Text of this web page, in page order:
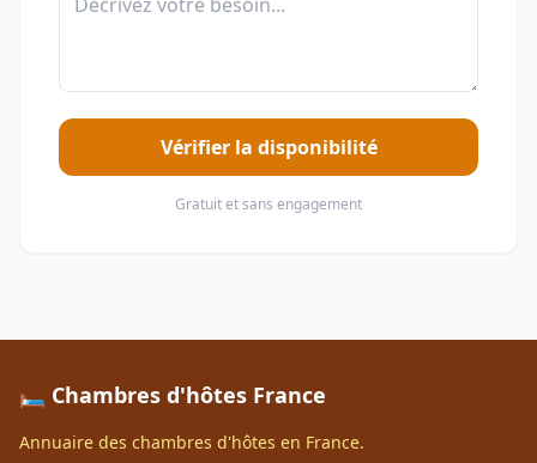
Vérifier la disponibilité
Gratuit et sans engagement
🛏️ Chambres d'hôtes France
Annuaire des chambres d'hôtes en France.